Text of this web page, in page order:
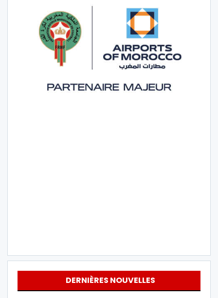
DERNIÈRES NOUVELLES